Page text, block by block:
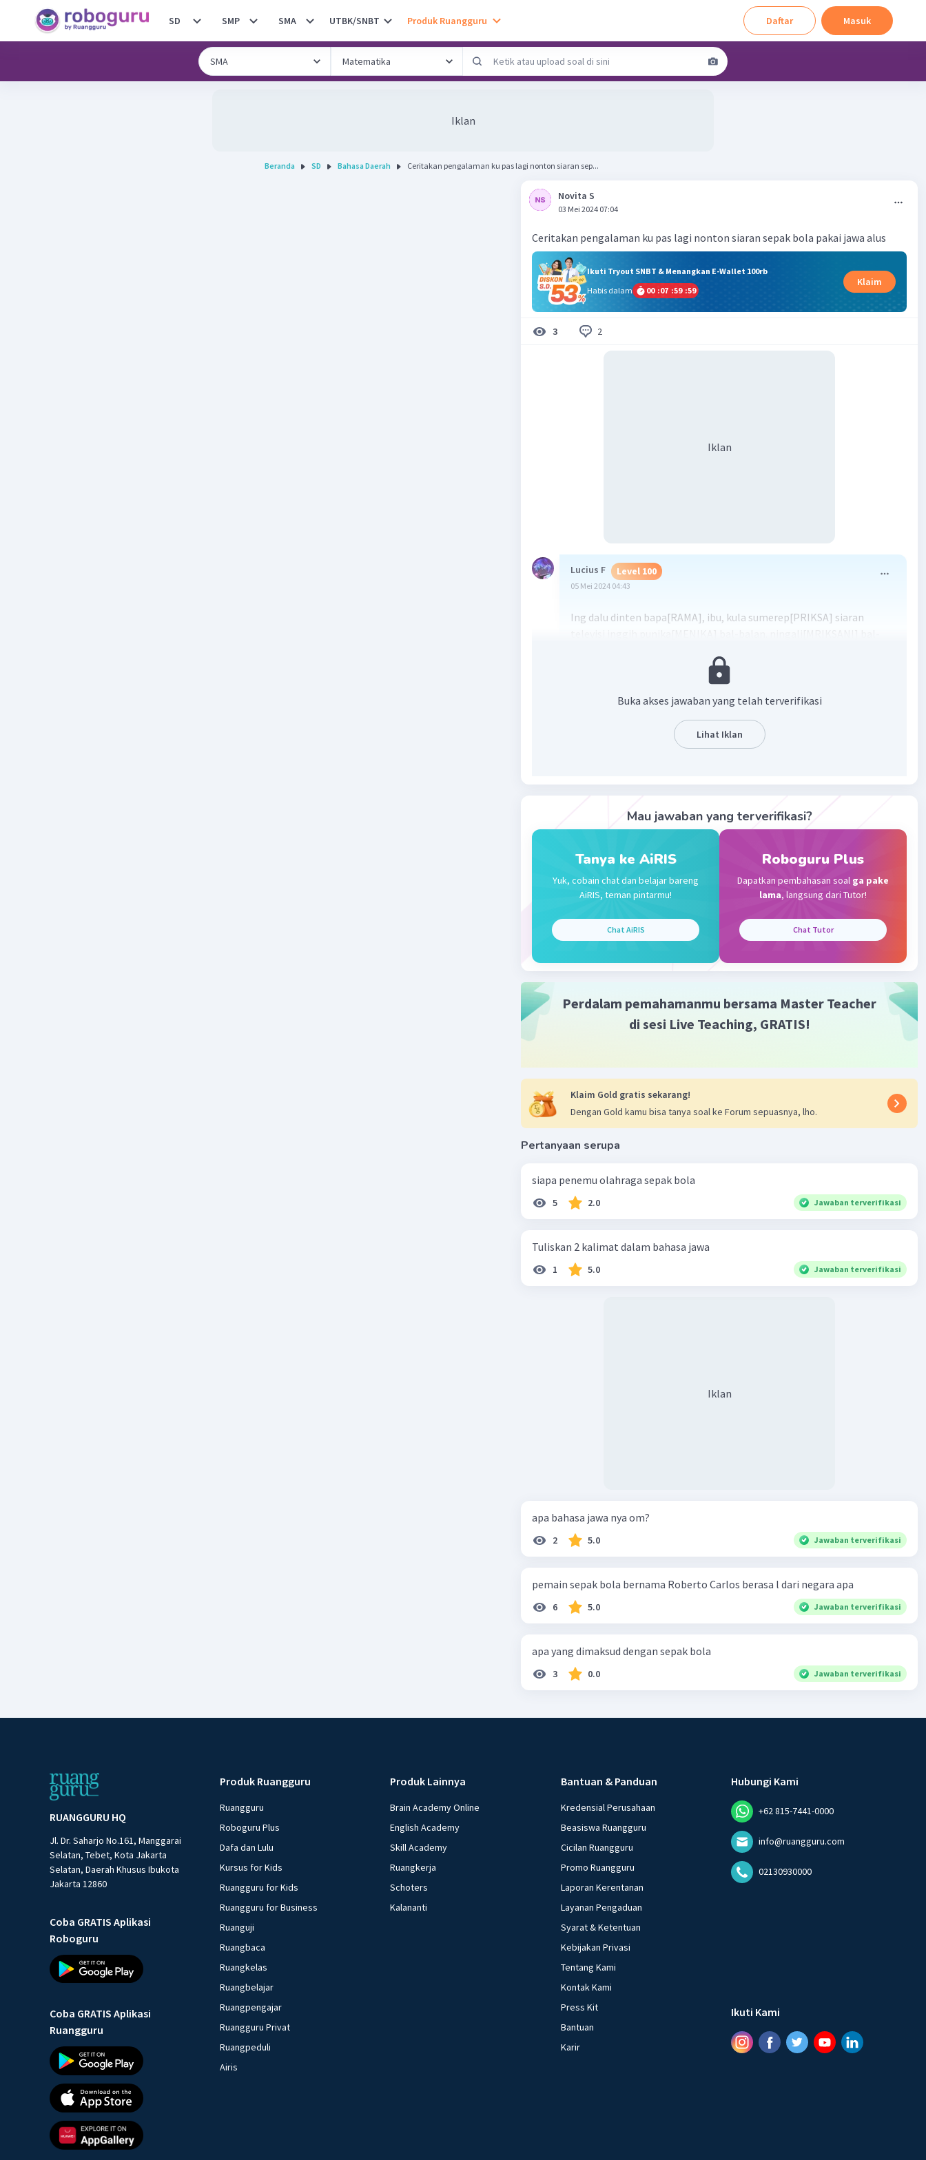
SD SMP SMA UTBK/SNBT Produk Ruangguru Daftar Masuk
Iklan
Beranda SD Bahasa Daerah Ceritakan pengalaman ku pas lagi nonton siaran sep...
Novita S
03 Mei 2024 07:04
Ceritakan pengalaman ku pas lagi nonton siaran sepak bola pakai jawa alus
Ikuti Tryout SNBT & Menangkan E-Wallet 100rb
Habis dalam
00 :07 :59 :59
Klaim
3 2
Iklan
Lucius F Level 100
05 Mei 2024 04:43
Ing dalu dinten bapa[RAMA], ibu, kula sumerep[PRIKSA] siaran
punapa[MENAPA] malih kala[NALIKA] bal mlebet dhateng gawang.
Beri Rating· 5.0(1) Balas
Iklan
Beri Rating·0.0(0) Balas
Buka akses jawaban yang telah terverifikasi
Lihat Iklan
Mau jawaban yang terverifikasi?
Tanya ke AiRIS
Yuk, cobain chat dan belajar bareng
AiRIS, teman pintarmu!
Chat AiRIS
Roboguru Plus
Dapatkan pembahasan soal ga pake
lama, langsung dari Tutor!
Chat Tutor
Perdalam pemahamanmu bersama Master Teacher
di sesi Live Teaching, GRATIS!
Klaim Gold gratis sekarang!
Dengan Gold kamu bisa tanya soal ke Forum sepuasnya, lho.
Pertanyaan serupa
siapa penemu olahraga sepak bola
5 2.0 Jawaban terverifikasi
Tuliskan 2 kalimat dalam bahasa jawa
1 5.0 Jawaban terverifikasi
Iklan
apa bahasa jawa nya om?
2 5.0 Jawaban terverifikasi
pemain sepak bola bernama Roberto Carlos berasa l dari negara apa
6 5.0 Jawaban terverifikasi
apa yang dimaksud dengan sepak bola
3 0.0 Jawaban terverifikasi
RUANGGURU HQ
Jl. Dr. Saharjo No.161, Manggarai
Selatan, Tebet, Kota Jakarta
Selatan, Daerah Khusus Ibukota
Jakarta 12860
Coba GRATIS Aplikasi
Roboguru
Coba GRATIS Aplikasi
Ruangguru
Produk Ruangguru
Ruangguru
Roboguru Plus
Dafa dan Lulu
Kursus for Kids
Ruangguru for Kids
Ruangguru for Business
Ruanguji
Ruangbaca
Ruangkelas
Ruangbelajar
Ruangpengajar
Ruangguru Privat
Ruangpeduli
Airis
Produk Lainnya
Brain Academy Online
English Academy
Skill Academy
Ruangkerja
Schoters
Kalananti
Bantuan & Panduan
Kredensial Perusahaan
Beasiswa Ruangguru
Cicilan Ruangguru
Promo Ruangguru
Laporan Kerentanan
Layanan Pengaduan
Syarat & Ketentuan
Kebijakan Privasi
Tentang Kami
Kontak Kami
Press Kit
Bantuan
Karir
Hubungi Kami
+62 815-7441-0000
info@ruangguru.com
02130930000
Ikuti Kami